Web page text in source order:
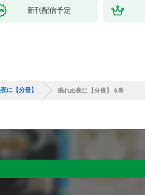
新刊配信予定
に【分冊】 眠れぬ夜に【分冊】 6巻